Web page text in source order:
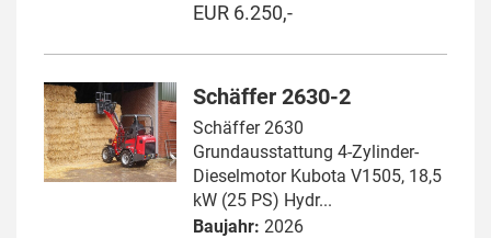
EUR 6.250,-
Schäffer 2630-2
Schäffer 2630
Grundausstattung 4-Zylinder-
Dieselmotor Kubota V1505, 18,5
kW (25 PS) Hydr...
Baujahr: 2026